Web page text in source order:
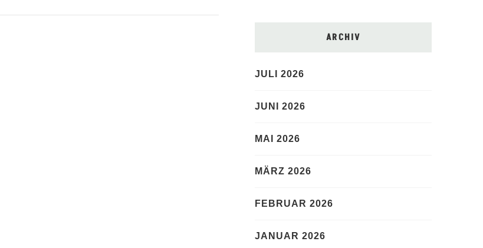
ARCHIV
JULI 2026
JUNI 2026
MAI 2026
MÄRZ 2026
FEBRUAR 2026
JANUAR 2026